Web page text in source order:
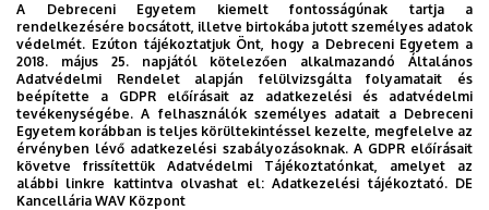
2026. augusztus 5.
Díszdoktorát gyászolja a Debreceni
Egyetem
INTÉZMÉNYI TTK TUDOMÁNY
A Debreceni Egyetem kiemelt fontosságúnak tartja a
rendelkezésére bocsátott, illetve birtokába jutott személyes adatok
védelmét. Ezúton tájékoztatjuk Önt, hogy a Debreceni Egyetem a
2018. május 25. napjától kötelezően alkalmazandó Általános
Adatvédelmi Rendelet alapján felülvizsgálta folyamatait és
beépítette a GDPR előírásait az adatkezelési és adatvédelmi
tevékenységébe. A felhasználók személyes adatait a Debreceni
Egyetem korábban is teljes körültekintéssel kezelte, megfelelve az
érvényben lévő adatkezelési szabályozásoknak. A GDPR előírásait
követve frissítettük Adatvédelmi Tájékoztatónkat, amelyet az
alábbi linkre kattintva olvashat el:Adatkezelési tájékoztató. DE
Kancellária WAV Központ